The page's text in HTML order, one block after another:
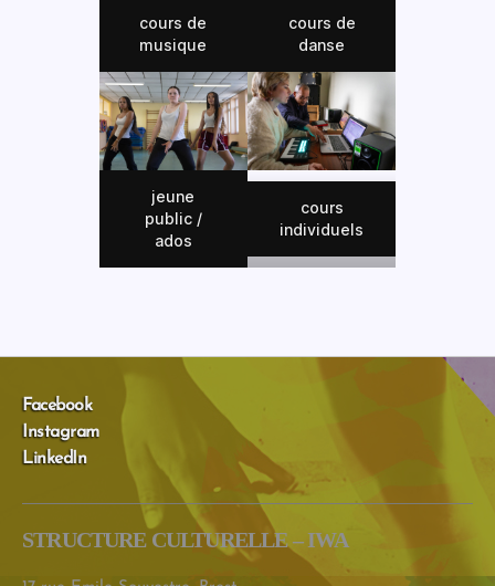
cours de
musique
cours de
danse
jeune
public /
ados
cours
individuels
Facebook
Instagram
LinkedIn
STRUCTURE CULTURELLE – IWA